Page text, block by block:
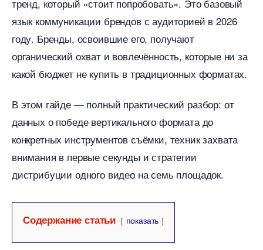
тренд, который «стоит попробовать». Это базовый
язык коммуникации брендов с аудиторией в 2026
оду. Бренды, освоившие его, получают
органический охват и вовлечённость, которые ни за
какой бюджет не купить в традиционных форматах.
этом гайде — полный практический разбор: от
данных о победе вертикального формата до
конкретных инструментов съёмки, техник захвата
нимания в первые секунды и стратегии
дистрибуции одного видео на семь площадок.
Содержание статьи показать